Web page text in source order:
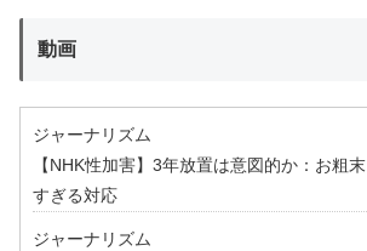
動画
ジャーナリズム
【NHK性加害】3年放置は意図的か：お粗末
すぎる対応
ジャーナリズム